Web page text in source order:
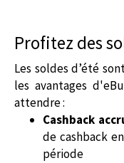
Profitez des
Les soldes d’été
les avantages
attendre :
Cashback
de cashback
période